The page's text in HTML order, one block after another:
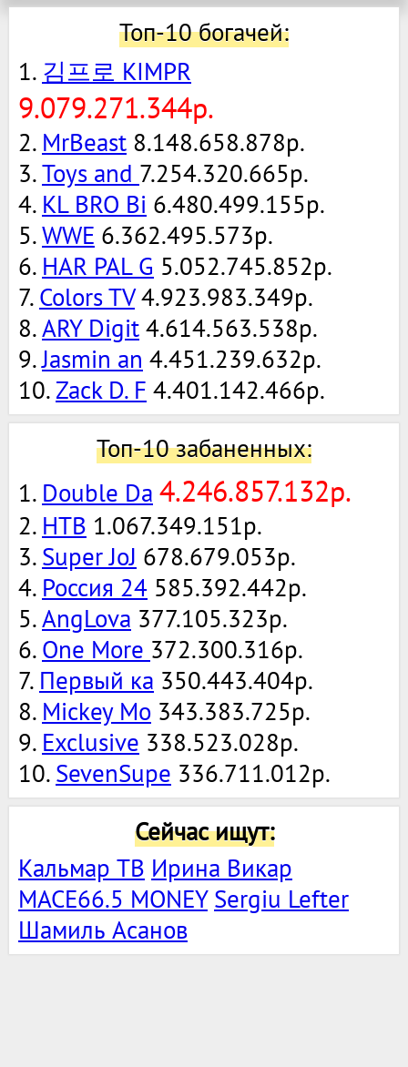
Топ-10 богачей:
1. 김프로 KIMPR
9.079.271.344р.
2. MrBeast 8.148.658.878р.
3.Toys and 7.254.320.665р.
4. KL BRO Bi 6.480.499.155р.
5.WWE 6.362.495.573р.
6. HAR PAL G 5.052.745.852р.
7. Colors TV 4.923.983.349р.
8.ARY Digit 4.614.563.538р.
9.Jasmin an 4.451.239.632р.
10. Zack D. F 4.401.142.466р.
Топ-10 забаненных:
1. Double Da 4.246.857.132р.
2. НТВ 1.067.349.151р.
3. Super JoJ 678.679.053р.
4. Россия 24 585.392.442р.
5.AngLova 377.105.323р.
6. One More 372.300.316р.
7. Первый ка 350.443.404р.
8. Mickey Mo 343.383.725р.
9. Exclusive 338.523.028р.
10. SevenSupe 336.711.012р.
Сейчас ищут:
Кальмар ТВ Ирина Викар
MACE66.5 MONEY Sergiu Lefter
Шамиль Асанов